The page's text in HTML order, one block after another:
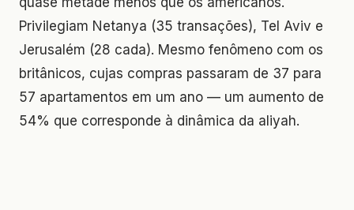
Privilegiam Netanya (35 transações), Tel Aviv e
Jerusalém (28 cada). Mesmo fenômeno com os
britânicos, cujas compras passaram de 37 para
57 apartamentos em um ano — um aumento de
54% que corresponde à dinâmica da aliyah.